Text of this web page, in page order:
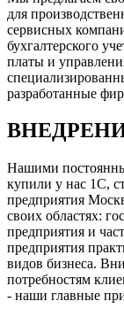
для
сервисных
бухгалтерского
платы и
разработанные
Нашими
купили у нас 1С,
предприятия
своих областях:
предприятия и
предприятия
видов бизнеса.
потребностям
- наши главные